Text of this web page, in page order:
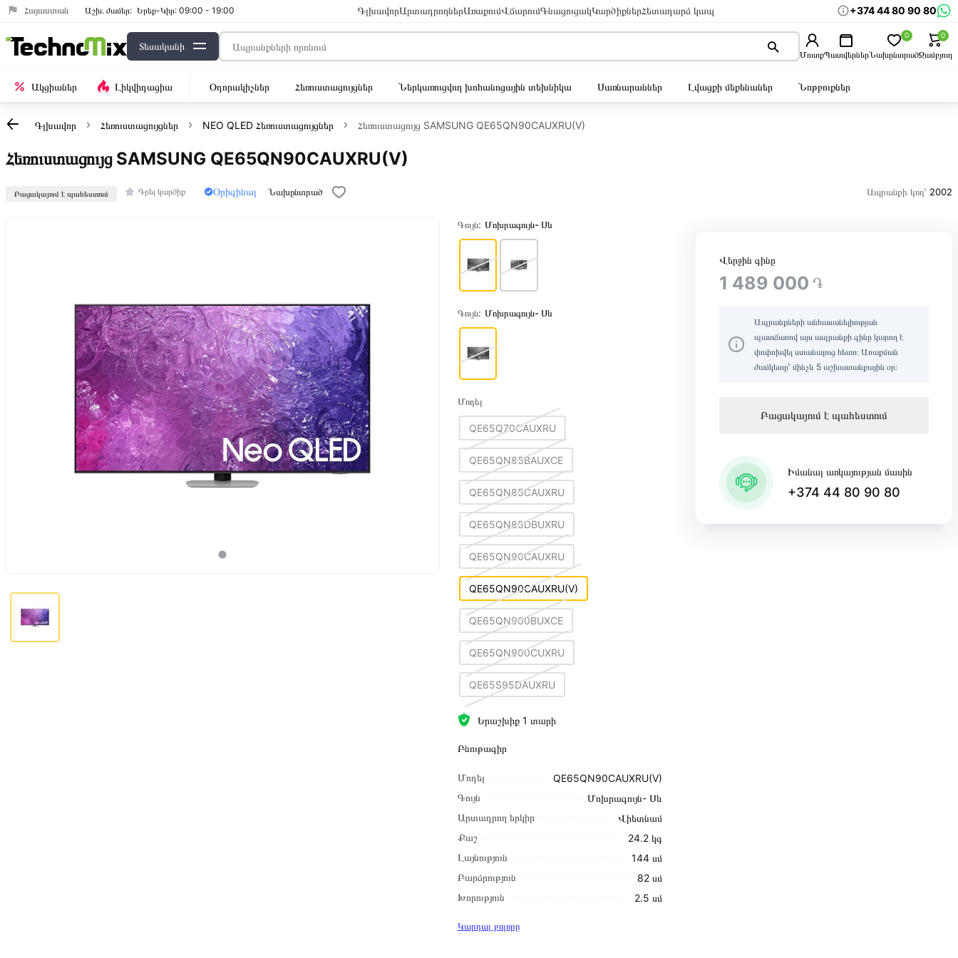
Հայաստան Աշխ․ ժամեր: Երեք-Կիր: 09:00 - 19:00 ԳլխավորԱրտադրողներԱռաքումՎճարումԳնացուցակԿարծիքներՀետադարձ կապ +374 44 80 90 80
Տեսականի
ՄուտքՊատվերներՆախընտրած
0
Զամբյուղ
0
Ակցիաներ Լիկվիդացիա Օդորակիչներ Հեռուստացույցներ Ներկառուցվող խոհանոցային տեխնիկա Սառնարաններ Լվացքի մեքենաներ Նոթբուքներ
Գլխավոր Հեռուստացույցներ NEO QLED Հեռուստացույցներ Հեռուստացույց SAMSUNG QE65QN90CAUXRU(V)
Հեռուստացույց SAMSUNG QE65QN90CAUXRU(V)
Բացակայում է պահեստում Գրել կարծիք Օրիգինալ Նախընտրած Ապրանքի կոդ՝ 2002
Գույն: Մոխրագույն- Սև
Գույն: Մոխրագույն- Սև
Մոդել
QE65Q70CAUXRU
QE65QN85BAUXCE
QE65QN85CAUXRU
QE65QN85DBUXRU
QE65QN90CAUXRU
QE65QN90CAUXRU(V)
QE65QN900BUXCE
QE65QN900CUXRU
QE65S95DAUXRU
Երաշխիք 1 տարի
Բնութագիր
Մոդել
QE65QN90CAUXRU(V)
Գույն
Մոխրագույն- Սև
Արտադրող երկիր
Վիետնամ
Քաշ
24.2 կգ
Լայնություն
144 սմ
Բարձրություն
82 սմ
Խորություն
2․5 սմ
Կարդալ բոլորը
Վերջին գինը
1 489 000 ֏
Ապրանքների անհասանելիության
պատճառով այս ապրանքի գինը կարող է
փոփոխվել ստանալուց հետո։ Առաքման
ժամկետը՝ մինչև 5 աշխատանքային օր։
Բացակայում է պահեստում
Իմանալ առկայության մասին
+374 44 80 90 80